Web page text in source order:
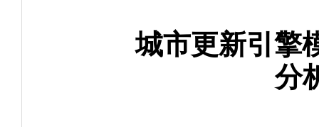
城市更新引擎
分